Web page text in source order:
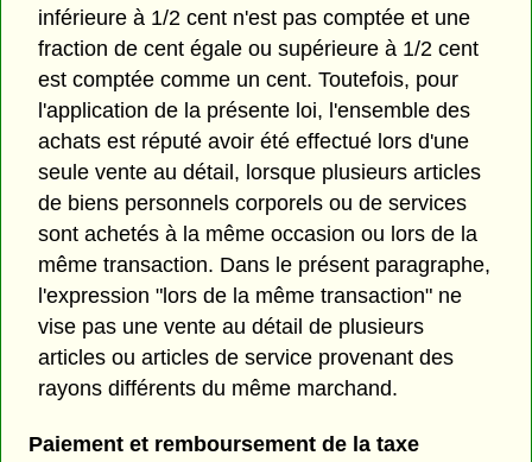
inférieure à 1/2 cent n'est pas comptée et une
fraction de cent égale ou supérieure à 1/2 cent
est comptée comme un cent. Toutefois, pour
l'application de la présente loi, l'ensemble des
achats est réputé avoir été effectué lors d'une
seule vente au détail, lorsque plusieurs articles
de biens personnels corporels ou de services
sont achetés à la même occasion ou lors de la
même transaction. Dans le présent paragraphe,
l'expression "lors de la même transaction" ne
vise pas une vente au détail de plusieurs
articles ou articles de service provenant des
rayons différents du même marchand.
Paiement et remboursement de la taxe